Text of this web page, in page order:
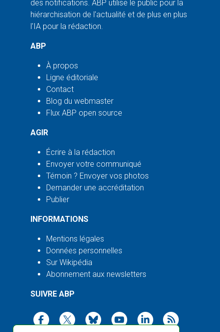
des notifications. ABP utilise le public pour la
hiérarchisation de l'actualité et de plus en plus
l'IA pour la rédaction.
ABP
À propos
Ligne éditoriale
Contact
Blog du webmaster
Flux ABP open source
AGIR
Écrire à la rédaction
Envoyer votre communiqué
Témoin ? Envoyer vos photos
Demander une accréditation
Publier
INFORMATIONS
Mentions légales
Données personnelles
Sur Wikipédia
Abonnement aux newsletters
SUIVRE ABP